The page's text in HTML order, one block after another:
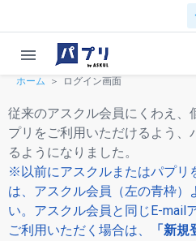
menu
ホーム ログイン画面
従来のアスクル会員にくわえ、
プリをご利用いただけるよう、
るようになりました。
※以前にアスクルまたはパプリ
は、アスクル会員（左の青枠）
い。アスクル会員と同じE-mail
ご利用いただく場合は、
「新